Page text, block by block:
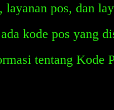
layanan pos, dan
kode pos yang
tentang Kode